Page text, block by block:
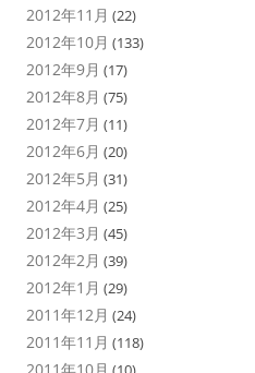
2012年11月 (22)
2012年10月 (133)
2012年9月 (17)
2012年8月 (75)
2012年7月 (11)
2012年6月 (20)
2012年5月 (31)
2012年4月 (25)
2012年3月 (45)
2012年2月 (39)
2012年1月 (29)
2011年12月 (24)
2011年11月 (118)